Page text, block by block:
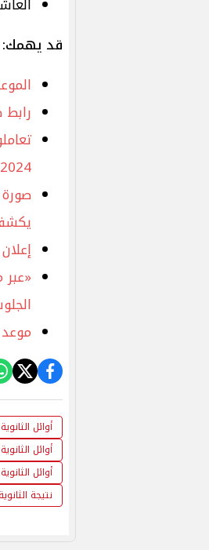
قد يهمك:
رابط
2024
إعلان نتيجة
موعد
أوائل الثانوية
أوائل الثانوية العامة
أوائل الثانوية العامة
نتيجة الثانوية